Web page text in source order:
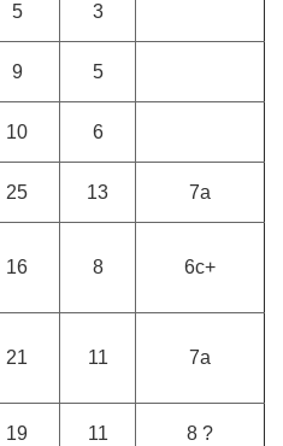
5 3
9 5
10 6
25 13 7a
16 8 6c+
21 11 7a
19 11 8 ?